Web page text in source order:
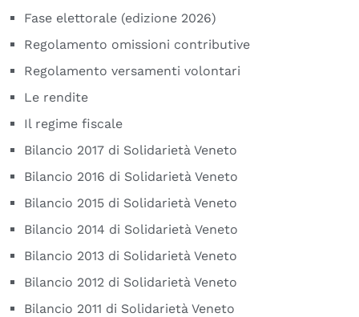
Fase elettorale (edizione 2026)
Regolamento omissioni contributive
Regolamento versamenti volontari
Le rendite
Il regime fiscale
Bilancio 2017 di Solidarietà Veneto
Bilancio 2016 di Solidarietà Veneto
Bilancio 2015 di Solidarietà Veneto
Bilancio 2014 di Solidarietà Veneto
Bilancio 2013 di Solidarietà Veneto
Bilancio 2012 di Solidarietà Veneto
Bilancio 2011 di Solidarietà Veneto